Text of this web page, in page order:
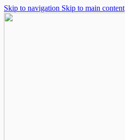
Skip to navigation Skip to main content